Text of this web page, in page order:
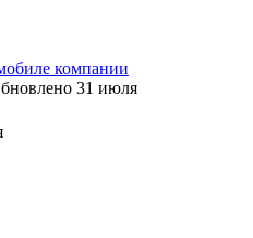
компании
31 июля